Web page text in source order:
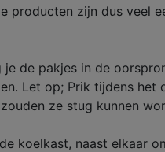
producten zijn dus veel
je de pakjes in de
Let op; Prik tijdens
ze stug kunnen
koelkast, naast elkaar